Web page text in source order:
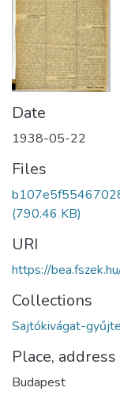
Date
1938-05-22
Files
(790.46 KB)
URI
https://
Collections
Sajtókivágat-
Place, address
Budapest